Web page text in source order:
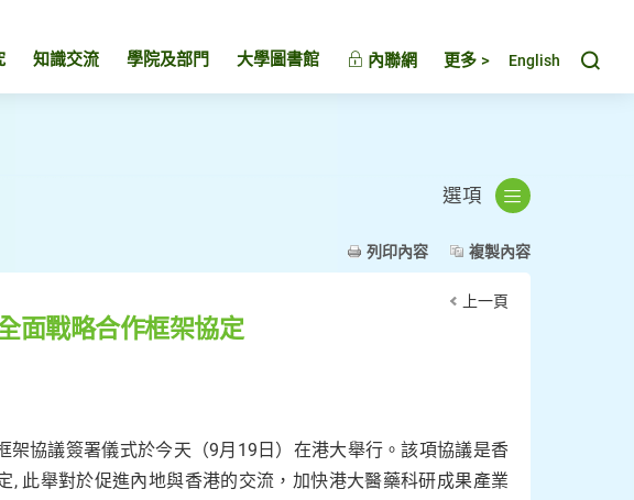
知識交流 學院及部門 大學圖書館 內聯網 更多 > English
選項
列印內容 複製內容
上一頁
面戰略合作框架協定
協議簽署儀式於今天（9月19日）在港大舉行。該項協議是香
此舉對於促進內地與香港的交流，加快港大醫藥科研成果產業